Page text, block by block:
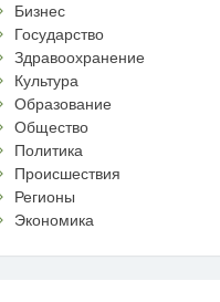
Бизнес
Государство
Здравоохранение
Культура
Образование
Общество
Политика
Происшествия
Регионы
Экономика